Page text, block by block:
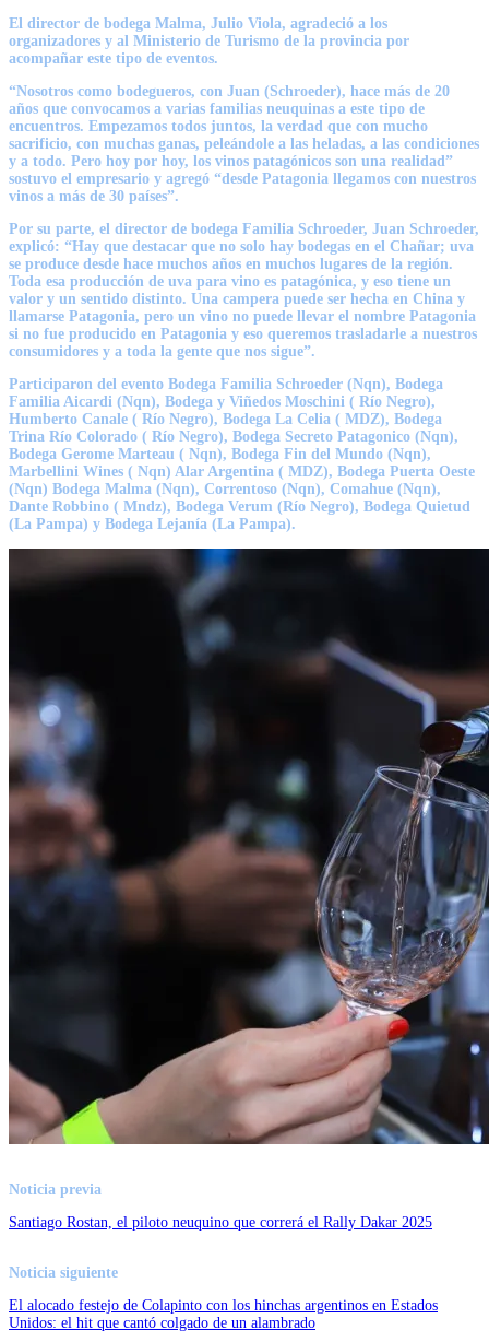
El director de bodega Malma, Julio Viola, agradeció a los
organizadores y al Ministerio de Turismo de la provincia por
acompañar este tipo de eventos.
“Nosotros como bodegueros, con Juan (Schroeder), hace más de 20
años que convocamos a varias familias neuquinas a este tipo de
encuentros. Empezamos todos juntos, la verdad que con mucho
sacrificio, con muchas ganas, peleándole a las heladas, a las condiciones
y a todo. Pero hoy por hoy, los vinos patagónicos son una realidad”
sostuvo el empresario y agregó “desde Patagonia llegamos con nuestros
vinos a más de 30 países”.
Por su parte, el director de bodega Familia Schroeder, Juan Schroeder,
explicó: “Hay que destacar que no solo hay bodegas en el Chañar; uva
se produce desde hace muchos años en muchos lugares de la región.
Toda esa producción de uva para vino es patagónica, y eso tiene un
valor y un sentido distinto. Una campera puede ser hecha en China y
llamarse Patagonia, pero un vino no puede llevar el nombre Patagonia
si no fue producido en Patagonia y eso queremos trasladarle a nuestros
consumidores y a toda la gente que nos sigue”.
Participaron del evento Bodega Familia Schroeder (Nqn), Bodega
Familia Aicardi (Nqn), Bodega y Viñedos Moschini ( Río Negro),
Humberto Canale ( Río Negro), Bodega La Celia ( MDZ), Bodega
Trina Río Colorado ( Río Negro), Bodega Secreto Patagonico (Nqn),
Bodega Gerome Marteau ( Nqn), Bodega Fin del Mundo (Nqn),
Marbellini Wines ( Nqn) Alar Argentina ( MDZ), Bodega Puerta Oeste
(Nqn) Bodega Malma (Nqn), Correntoso (Nqn), Comahue (Nqn),
Dante Robbino ( Mndz), Bodega Verum (Río Negro), Bodega Quietud
(La Pampa) y Bodega Lejanía (La Pampa).
Noticia previa
Santiago Rostan, el piloto neuquino que correrá el Rally Dakar 2025
Noticia siguiente
El alocado festejo de Colapinto con los hinchas argentinos en Estados
Unidos: el hit que cantó colgado de un alambrado